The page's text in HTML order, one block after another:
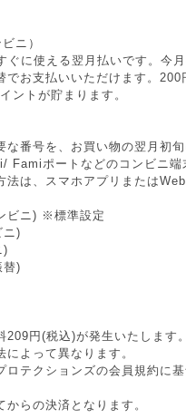
ニ）
に使える翌月払いです。今
でお支払いいただけます。
ントが貯まります。
な番号を、お買い物の翌月初
Famiポートなどのコンビニ端
法は、スマホアプリまたは
ビニ) ※標準設定
ニ)
)
替)
209円(税込)が発生いたします
によって異なります。
ロテクションズの会員規約 に
からの決済となります。